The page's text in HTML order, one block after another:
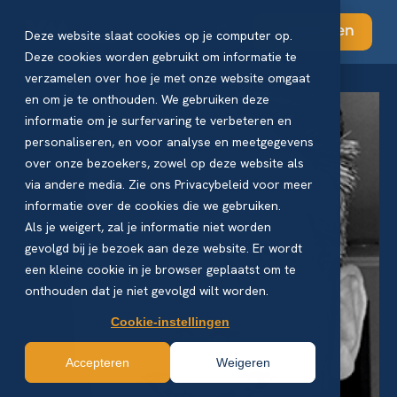
Deze website slaat cookies op je computer op.
Deze cookies worden gebruikt om informatie te
verzamelen over hoe je met onze website omgaat
en om je te onthouden. We gebruiken deze
informatie om je surfervaring te verbeteren en
personaliseren, en voor analyse en meetgegevens
over onze bezoekers, zowel op deze website als
via andere media. Zie ons Privacybeleid voor meer
informatie over de cookies die we gebruiken.
Als je weigert, zal je informatie niet worden
gevolgd bij je bezoek aan deze website. Er wordt
een kleine cookie in je browser geplaatst om te
onthouden dat je niet gevolgd wilt worden.
Cookie-instellingen
Accepteren Weigeren
Abonneren